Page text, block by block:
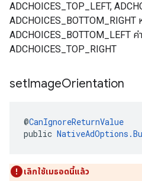
ADCHOICES_TOP_LEFT,
ADCHOICES_BOTTOM_RIGHT
ADCHOICES_BOTTOM_LEFT ค่
ADCHOICES_TOP_RIGHT
setImageOrientation
@CanIgnoreReturnValue
public
เลิกใช้เมธอดนี้แล้ว